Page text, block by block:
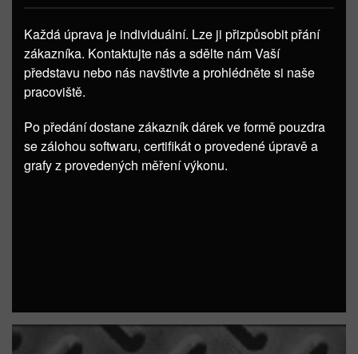
Každá úprava je individuální. Lze ji přizpůsobit přání
zákazníka. Kontaktujte nás a sdělte nám Vaší
představu nebo nás navštivte a prohlédněte si naše
pracoviště.
Po předání dostane zákazník dárek ve formě pouzdra
se zálohou softwaru, certifikát o provedené úpravě a
grafy z provedených měření výkonu.